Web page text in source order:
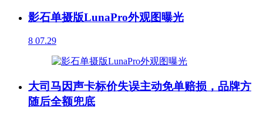
影石单摄版LunaPro外观图曝光
8 07.29
大司马因声卡标价失误主动免单赔损，品牌方
随后全额兜底